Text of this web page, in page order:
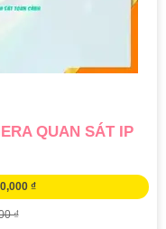
QUAN SÁT IP
₫
₫